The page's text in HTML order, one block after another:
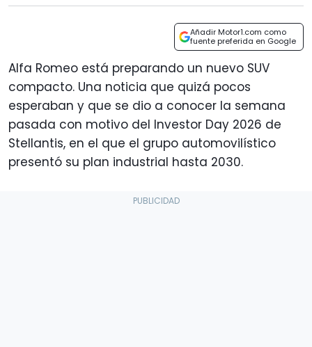
Añadir Motor1.com como
fuente preferida en Google
Alfa Romeo está preparando un nuevo SUV
compacto. Una noticia que quizá pocos
esperaban y que se dio a conocer la semana
pasada con motivo del Investor Day 2026 de
Stellantis, en el que el grupo automovilístico
presentó su plan industrial hasta 2030.